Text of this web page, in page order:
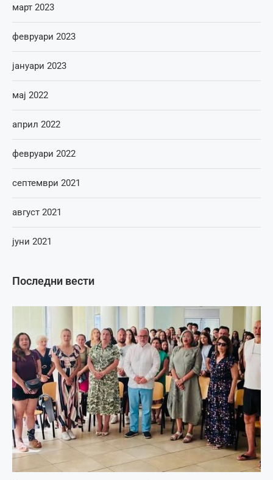
Последни вести
март 2023
февруари 2023
јануари 2023
мај 2022
април 2022
февруари 2022
септември 2021
август 2021
јуни 2021